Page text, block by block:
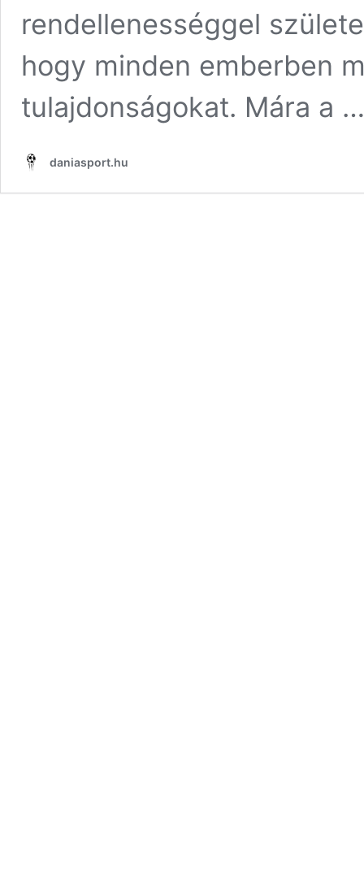
rendellenességgel
hogy minden emberben
tulajdonságokat. Mára a
daniasport.hu